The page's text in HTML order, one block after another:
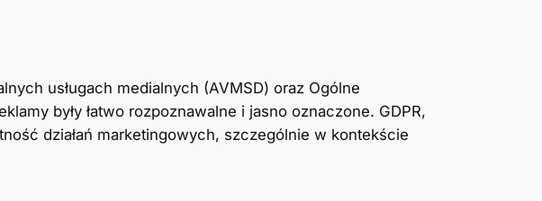
usługach medialnych (AVMSD) oraz Ogólne
były łatwo rozpoznawalne i jasno oznaczone. GDPR,
działań marketingowych, szczególnie w kontekście